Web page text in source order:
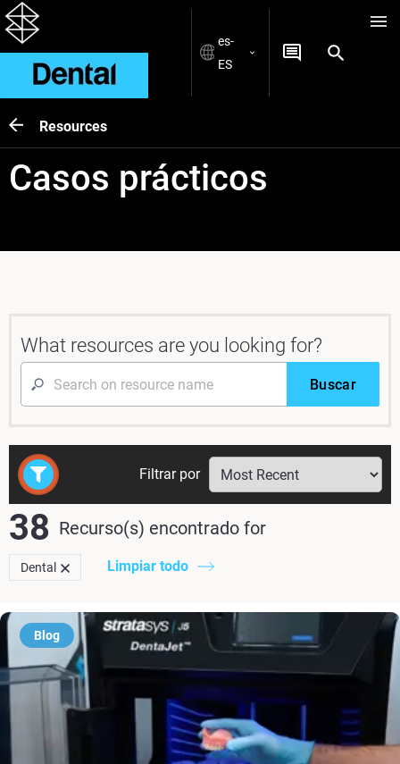
es-
ES
Resources
Casos prácticos
What resources are you looking for?
Buscar
38 Recurso(s) encontrado for
Dental Limpiar todo
Filtrar por
Blog